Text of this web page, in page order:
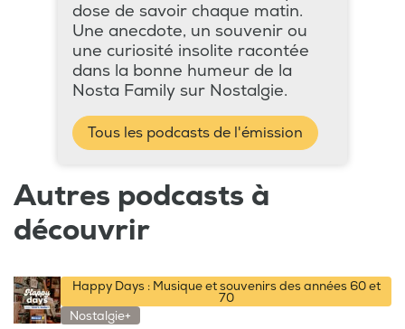
dose de savoir chaque matin.
Une anecdote, un souvenir ou
une curiosité insolite racontée
dans la bonne humeur de la
Nosta Family sur Nostalgie.
Tous les podcasts de l'émission
Autres podcasts à
découvrir
Happy Days : Musique et souvenirs des années 60 et
70
Nostalgie+